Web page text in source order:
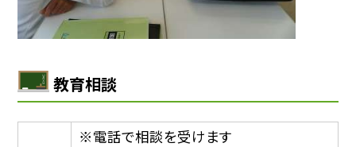
教育相談
※電話で相談を受けます